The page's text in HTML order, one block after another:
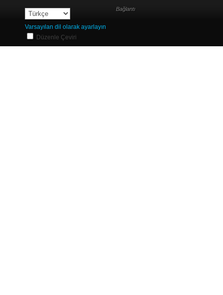
Varsayılan dil olarak ayarlayın
Düzenle Çeviri
Bağlantı